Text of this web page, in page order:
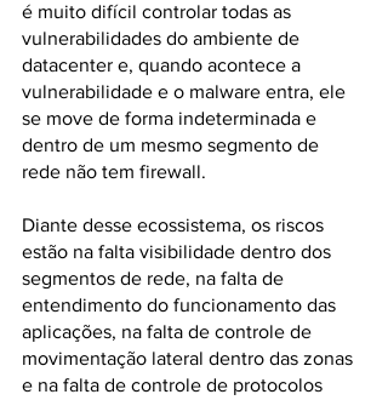
é muito difícil controlar todas as
vulnerabilidades do ambiente de
datacenter e, quando acontece a
vulnerabilidade e o malware entra, ele
se move de forma indeterminada e
dentro de um mesmo segmento de
rede não tem firewall.
Diante desse ecossistema, os riscos
estão na falta visibilidade dentro dos
segmentos de rede, na falta de
entendimento do funcionamento das
aplicações, na falta de controle de
movimentação lateral dentro das zonas
e na falta de controle de protocolos